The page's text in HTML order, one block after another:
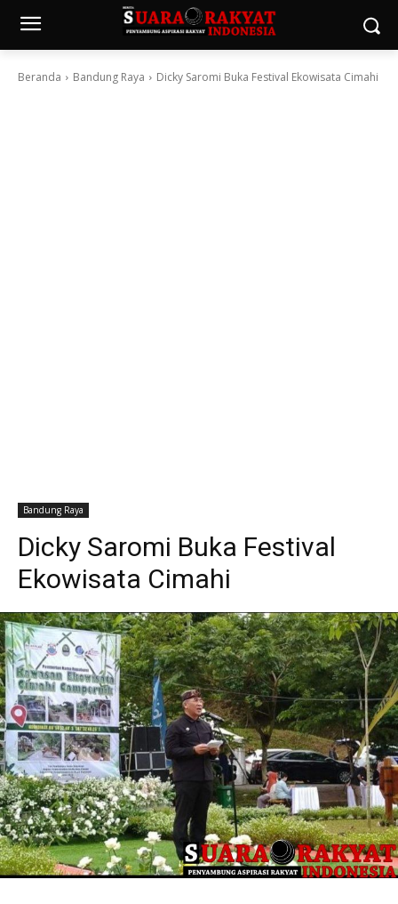
Beranda Bandung Raya Dicky Saromi Buka Festival Ekowisata Cimahi
Bandung Raya
Dicky Saromi Buka Festival
Ekowisata Cimahi